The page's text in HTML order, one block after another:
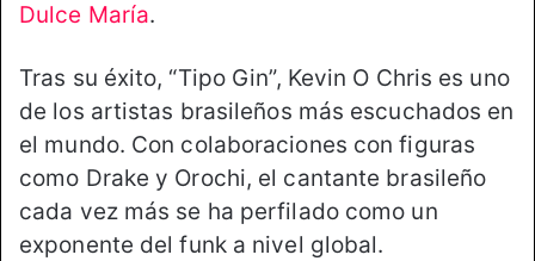
Dulce María.
Tras su éxito, “Tipo Gin”, Kevin O Chris es uno
de los artistas brasileños más escuchados en
el mundo. Con colaboraciones con figuras
como Drake y Orochi, el cantante brasileño
cada vez más se ha perfilado como un
exponente del funk a nivel global.